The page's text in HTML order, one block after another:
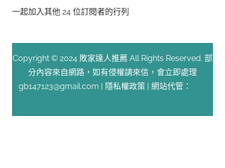
址
一起加入其他 24 位訂閱者的行列
Copyright © 2024 敗家達人推薦 All Rights Reserved. 部
分內容來自網路，如有侵權請來信，會立即處理
gb147123@gmail.com | 隱私權政策 | 網站代管：